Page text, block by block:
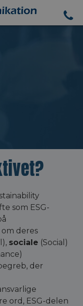
som ESG-
deres
sociale (Social)
der
ord, ESG-delen